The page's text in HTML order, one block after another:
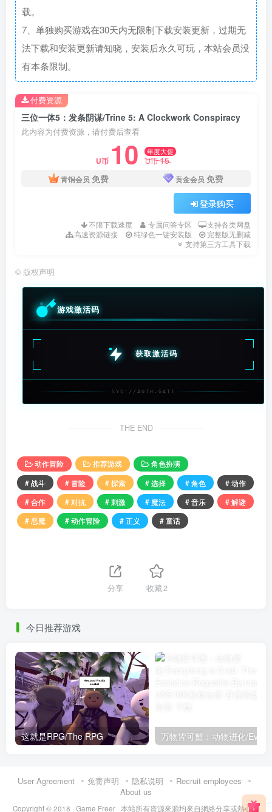
载。
7、单独购买游戏在30天内无限制下载安装更新，过期无
法下载和安装更新请知晓，安装后永久可玩，本站会员没
有本条限制。
三位一体5：发条阴谋/Trine 5: A Clockwork Conspiracy
此内容为付费资源，请付费后查看
U币 10 年度大促
U币15
青铜会员 免费 黄金会员 免费
登录购买
不限下载速度 专属问答专区
支持各类网盘
高速资源链接
纯绿色一键安装版
完整版无删减
支持第三方工具下载
付费资源
© 版权声明
游戏激活码
获取激活码
SYS://AUTH.GATE
THE END
动作冒险 推荐游戏
角色扮演
# 战斗
# 冒险 # 探索 # 选择 # 角色
# 动作
# 合作
# 对抗 # 刺激 # 魔法 # 音乐
# 解谜
# 恶魔
# 动作冒险 # 正义 # 童话
分享 收藏2
今日推荐游戏
这就是RPG/The RPG
User Agreement 免责声明 隐私说明
Recruit employees
About us
Copyright © 2018 · Game Freer · 本站所有資源來源均來自網絡分享或熱心網